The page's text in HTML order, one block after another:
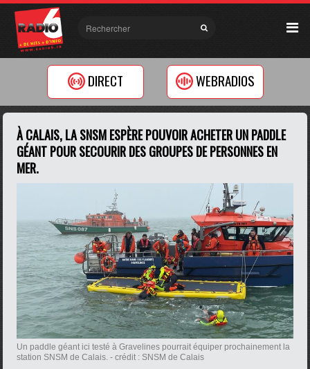
DIRECT WEBRADIOS
À CALAIS, LA SNSM ESPÈRE POUVOIR ACHETER UN PADDLE
GÉANT POUR SECOURIR DES GROUPES DE PERSONNES EN
MER.
Un paddle géant ici testé à Gravelines pourrait équiper prochainement la
station SNSM de Calais. - crédit : SNSM de Calais